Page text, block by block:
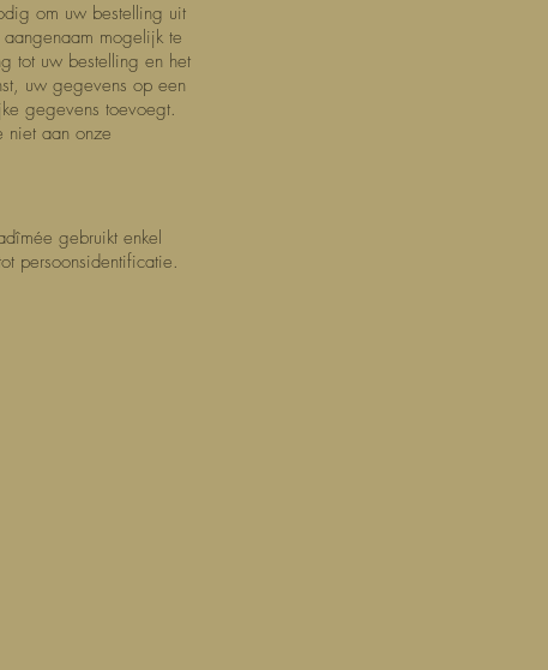
om uw bestelling uit
mogelijk te
tot uw bestelling en het
uw gegevens op een
gegevens toevoegt.
niet aan onze
gebruikt enkel
persoonsidentificatie.